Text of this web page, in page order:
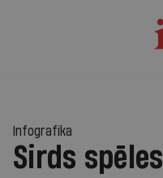
Infografika
Sirds spēles